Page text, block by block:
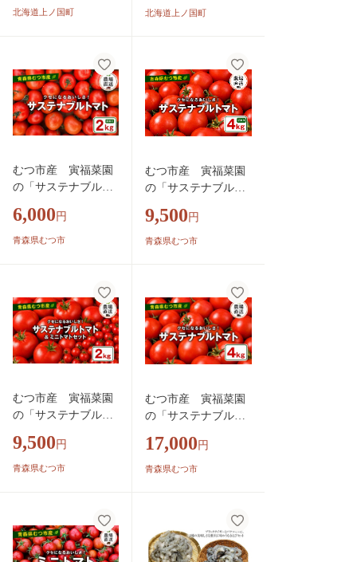
ン 赤ワイン 家飲
北海道上ノ国町
ン 家飲み パーテ
北海道上ノ国町
むつ市産 寅福菜園
の「サステナブルト
6,000 円
青森県むつ市
むつ市産 寅福菜園
の「サステナブルト
9,500 円
青森県むつ市
むつ市産 寅福菜園
の「サステナブルト
ット」2㎏
9,500 円
青森県むつ市
むつ市産 寅福菜園
の「サステナブルト
17,000 円
青森県むつ市